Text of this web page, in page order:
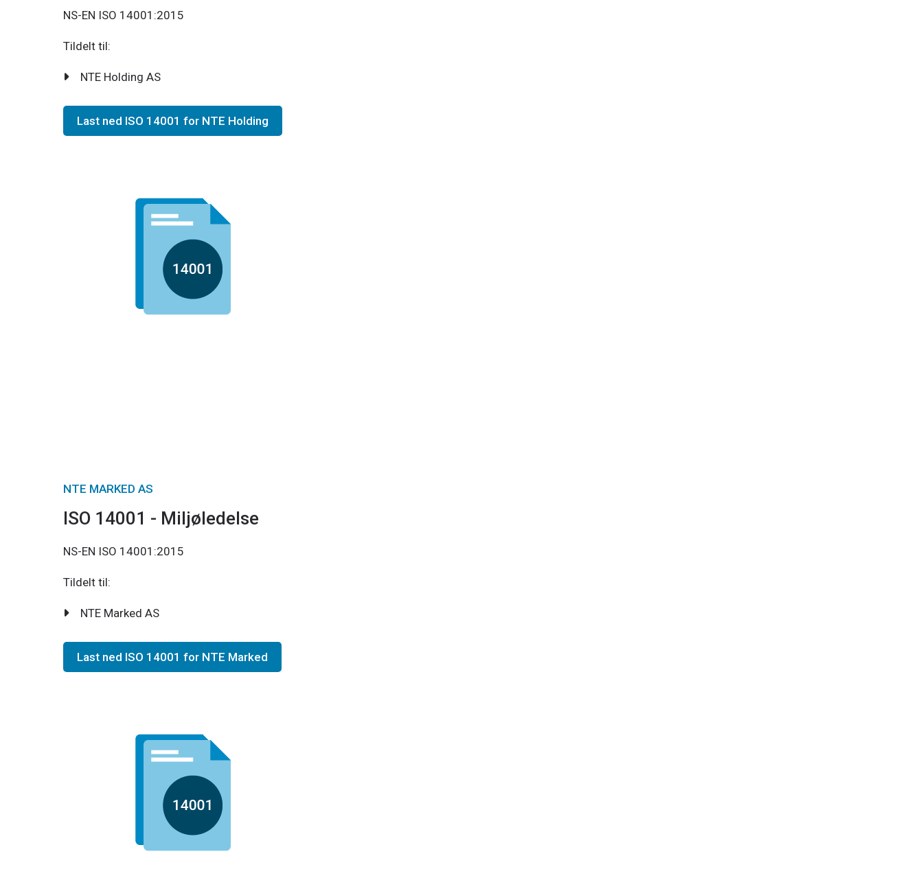
NS-EN ISO 14001:2015
Tildelt til:
NTE Holding AS
Last ned ISO 14001 for NTE Holding
NTE MARKED AS
ISO 14001 - Miljøledelse
NS-EN ISO 14001:2015
Tildelt til:
NTE Marked AS
Last ned ISO 14001 for NTE Marked